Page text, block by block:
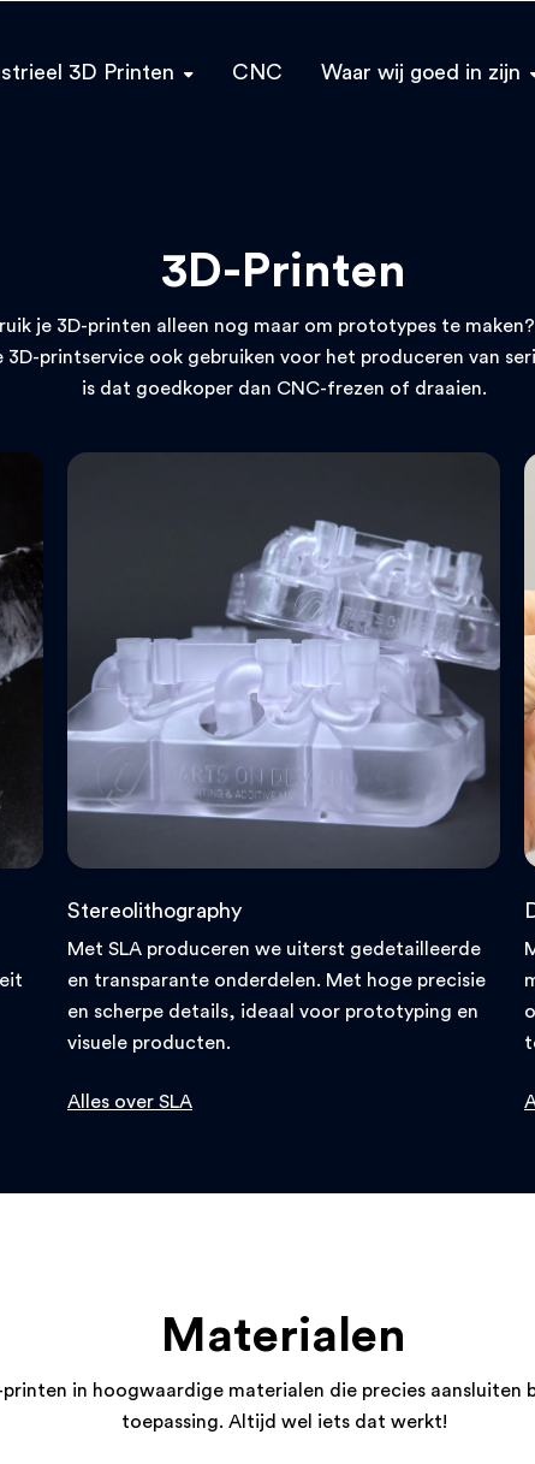
3D Printen CNC Waar wij goed in zijn
3D-Printen
je 3D-printen alleen nog maar om prototypes te
3D-printservice ook gebruiken voor het produceren van
is dat goedkoper dan CNC-frezen of draaien.
Stereolithography
Met SLA produceren we uiterst gedetailleerde
en transparante onderdelen. Met hoge precisie
en scherpe details, ideaal voor prototyping en
visuele producten.
Alles over SLA
Materialen
printen in hoogwaardige materialen die precies aansluiten
toepassing. Altijd wel iets dat werkt!